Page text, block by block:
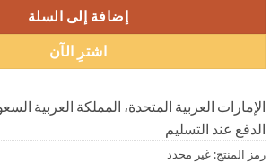
إضافة إلى السلة
اشترِ الآن
الإمارات العربية المتحدة، المملكة العربية
الدفع عند التسليم
رمز المنتج: غير محدد